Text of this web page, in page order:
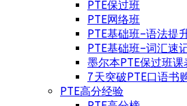
PTE保过班
PTE网络班
PTE基础班–语法提
PTE基础班–词汇速
墨尔本PTE保过班课
7天突破PTE口语书
PTE高分经验